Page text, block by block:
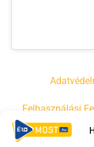
Felhasználási